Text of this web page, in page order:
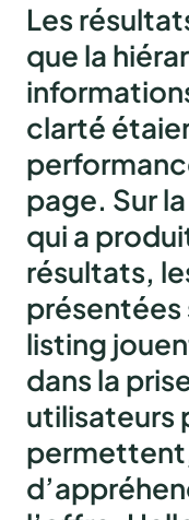
Les
que la
clarté́
page. Sur la
qui a
résultats,
présentées
listing
dans la
utilisateurs